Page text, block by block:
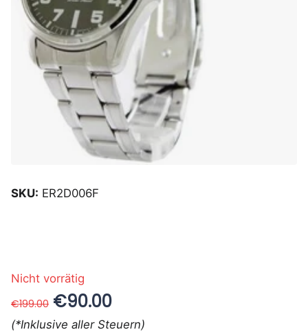
SKU: ER2D006F
Nicht vorrätig
€199.00 €90.00
(*Inklusive aller Steuern)